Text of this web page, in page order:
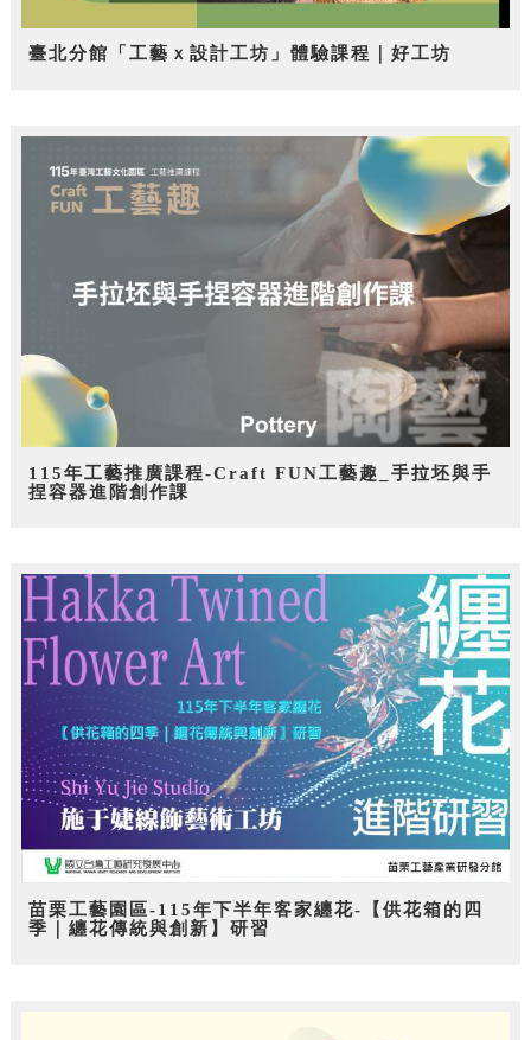
臺北分館「工藝ｘ設計工坊」體驗課程｜好工坊
115年工藝推廣課程-Craft FUN工藝趣_手拉坯與手
捏容器進階創作課
苗栗工藝園區-115年下半年客家纏花-【供花箱的四
季｜纏花傳統與創新】研習